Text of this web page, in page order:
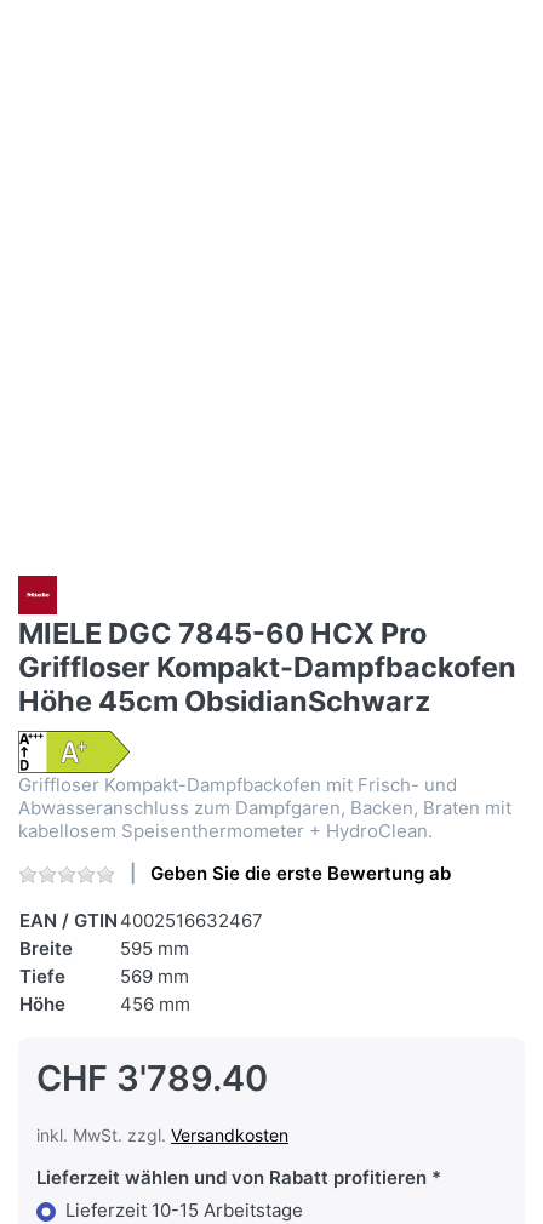
MIELE DGC 7845-60 HCX Pro
Griffloser Kompakt-Dampfbackofen
Höhe 45cm ObsidianSchwarz
Griffloser Kompakt-Dampfbackofen mit Frisch- und
Abwasseranschluss zum Dampfgaren, Backen, Braten mit
kabellosem Speisenthermometer + HydroClean.
Geben Sie die erste Bewertung ab
EAN / GTIN 4002516632467
Breite
595 mm
Tiefe
569 mm
Höhe
456 mm
CHF 3'789.40
inkl. MwSt. zzgl. Versandkosten
Lieferzeit wählen und von Rabatt profitieren
Lieferzeit 10-15 Arbeitstage